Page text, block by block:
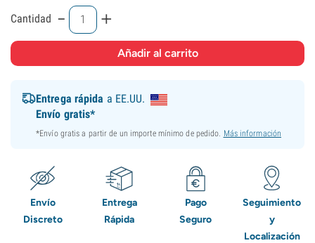
Cantidad - +
Entrega rápida a EE.UU.
Envío gratis*
*Envío gratis a partir de un importe mínimo de pedido. Más información
Envío
Discreto
Entrega
Rápida
Pago
Seguro
Seguimiento
y
Localización